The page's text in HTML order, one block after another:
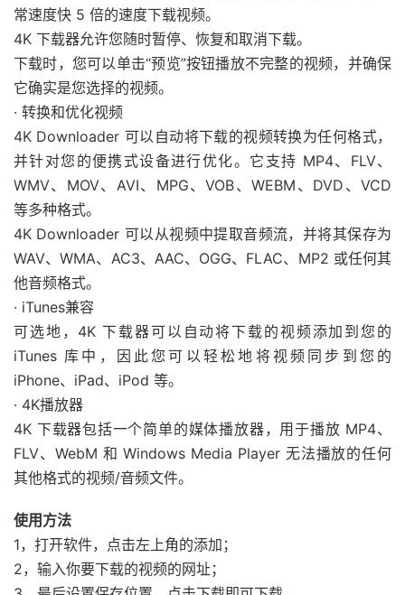
常速度快 5 倍的速度下载视频。
4K 下载器允许您随时暂停、恢复和取消下载。
下载时，您可以单击“预览”按钮播放不完整的视频，并确保
它确实是您选择的视频。
· 转换和优化视频
4K Downloader 可以自动将下载的视频转换为任何格式，
并针对您的便携式设备进行优化。它支持 MP4、FLV、
WMV、MOV、AVI、MPG、VOB、WEBM、DVD、VCD
等多种格式。
4K Downloader 可以从视频中提取音频流，并将其保存为
WAV、WMA、AC3、AAC、OGG、FLAC、MP2 或任何其
他音频格式。
· iTunes兼容
可选地，4K 下载器可以自动将下载的视频添加到您的
iTunes 库中，因此您可以轻松地将视频同步到您的
iPhone、iPad、iPod 等。
· 4K播放器
4K 下载器包括一个简单的媒体播放器，用于播放 MP4、
FLV、WebM 和 Windows Media Player 无法播放的任何
其他格式的视频/音频文件。
使用方法
1，打开软件，点击左上角的添加；
2，输入你要下载的视频的网址；